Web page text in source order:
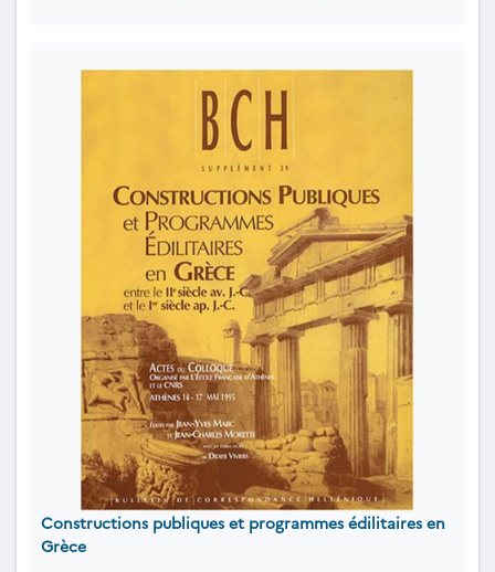
Constructions publiques et programmes édilitaires en
Grèce